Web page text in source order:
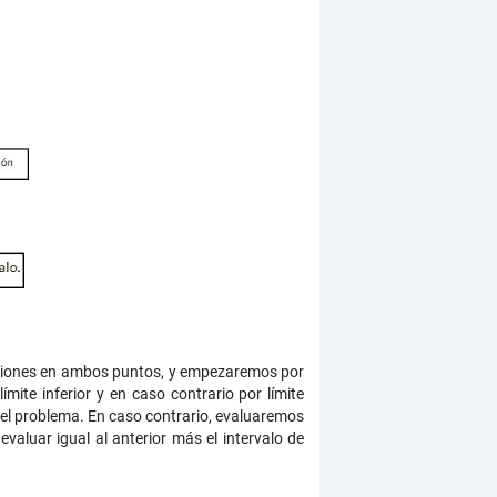
en ambos puntos, y empezaremos por
inferior y en caso contrario por límite
problema. En caso contrario, evaluaremos
igual al anterior más el intervalo de